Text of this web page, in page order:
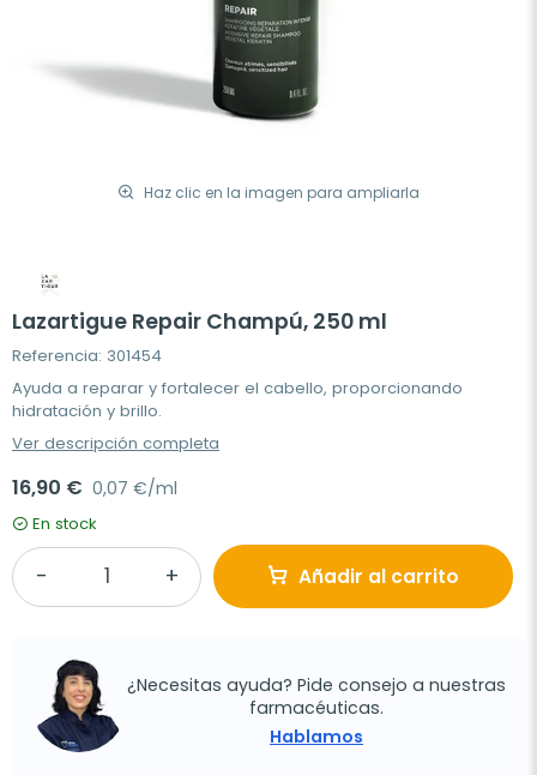
Haz clic en la imagen para ampliarla
Lazartigue Repair Champú, 250 ml
Referencia: 301454
Ayuda a reparar y fortalecer el cabello, proporcionando
hidratación y brillo.
Ver descripción completa
16,90 € 0,07 €/ml
En stock
Añadir al carrito
¿Necesitas ayuda? Pide consejo a nuestras
farmacéuticas.
Hablamos